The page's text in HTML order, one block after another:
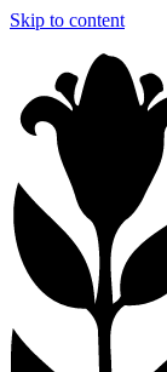
Skip to content